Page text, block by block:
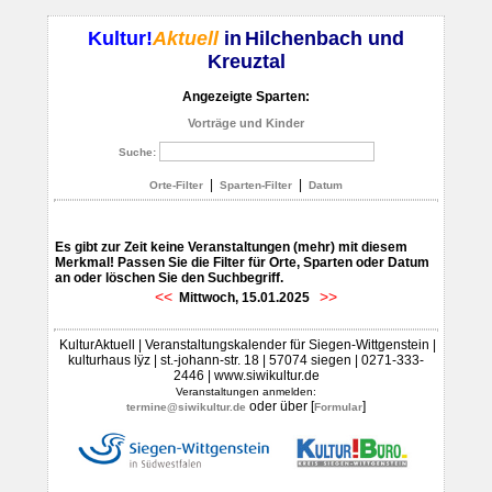
Kultur!Aktuellin Hilchenbach und
Kreuztal
Angezeigte Sparten:
Vorträge und Kinder
Suche:
Orte-Filter Sparten-Filter Datum
Es gibt zur Zeit keine Veranstaltungen (mehr) mit diesem
Merkmal! Passen Sie die Filter für Orte, Sparten oder Datum
an oder löschen Sie den Suchbegriff.
<< Mittwoch, 15.01.2025 >>
KulturAktuell | Veranstaltungskalender für Siegen-Wittgenstein |
kulturhaus lÿz | st.-johann-str. 18 | 57074 siegen | 0271-333-
2446 | www.siwikultur.de
Veranstaltungen anmelden:
termine@siwikultur.de oder über [Formular]